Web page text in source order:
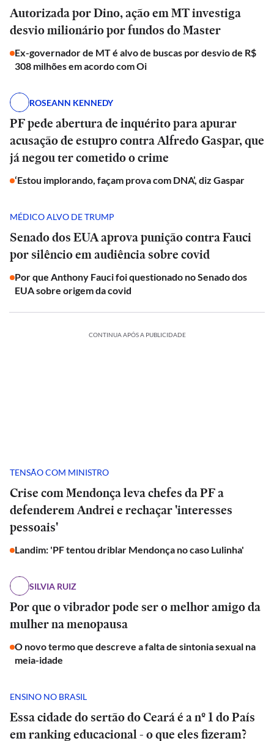
Autorizada por Dino, ação em MT investiga
desvio milionário por fundos do Master
Ex-governador de MT é alvo de buscas por desvio de R$
308 milhões em acordo com Oi
ROSEANN KENNEDY
PF pede abertura de inquérito para apurar
acusação de estupro contra Alfredo Gaspar, que
já negou ter cometido o crime
‘Estou implorando, façam prova com DNA’, diz Gaspar
MÉDICO ALVO DE TRUMP
Senado dos EUA aprova punição contra Fauci
por silêncio em audiência sobre covid
Por que Anthony Fauci foi questionado no Senado dos
EUA sobre origem da covid
CONTINUA APÓS A PUBLICIDADE
TENSÃO COM MINISTRO
Crise com Mendonça leva chefes da PF a
defenderem Andrei e rechaçar 'interesses
pessoais'
Landim: 'PF tentou driblar Mendonça no caso Lulinha'
SILVIA RUIZ
Por que o vibrador pode ser o melhor amigo da
mulher na menopausa
O novo termo que descreve a falta de sintonia sexual na
meia-idade
ENSINO NO BRASIL
Essa cidade do sertão do Ceará é a nº 1 do País
em ranking educacional - o que eles fizeram?